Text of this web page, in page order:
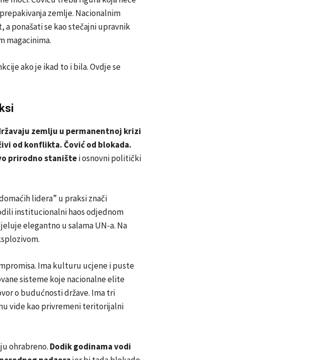
zemlje. Nacionalnim
ponašati se kao stečajni upravnik
magacinima.
ako je ikad to i bila. Ovdje se
zemlju u permanentnoj krizi
od konflikta. Čović od blokada.
prirodno staništei osnovni politički
lidera” u praksi znači
institucionalni haos odjednom
elegantno u salama UN-a. Na
Ima kulturu ucjene i puste
sisteme koje nacionalne elite
o budućnosti države. Ima tri
vide kao privremeni teritorijalni
ohrabreno. Dodik godinama vodi